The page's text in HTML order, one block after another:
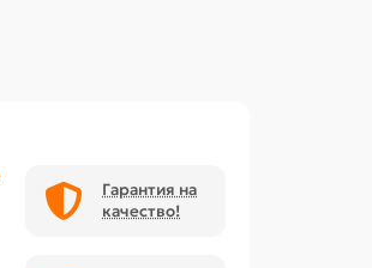
Гарантия на
качество!